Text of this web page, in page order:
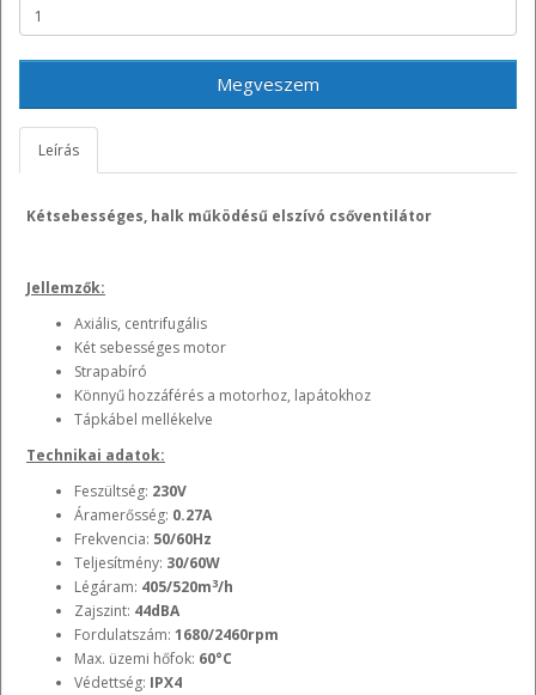
Megveszem
Leírás
Kétsebességes, halk működésű elszívó csőventilátor
Jellemzők:
Axiális, centrifugális
Két sebességes motor
Strapabíró
Könnyű hozzáférés a motorhoz, lapátokhoz
Tápkábel mellékelve
Technikai adatok:
Feszültség: 230V
Áramerősség: 0.27A
Frekvencia: 50/60Hz
Teljesítmény: 30/60W
Légáram: 405/520m3/h
Zajszint: 44dBA
Fordulatszám: 1680/2460rpm
Max. üzemi hőfok: 60°C
Védettség: IPX4